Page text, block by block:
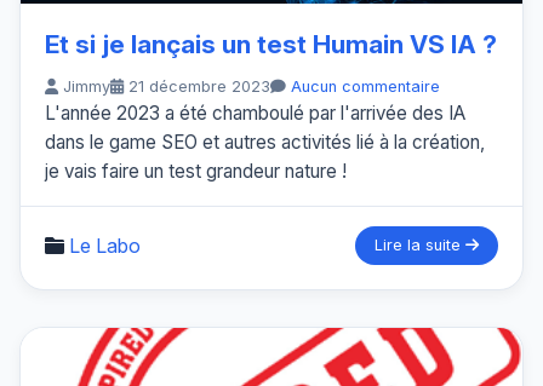
Et si je lançais un test Humain VS IA ?
Jimmy 21 décembre 2023 Aucun commentaire
L'année 2023 a été chamboulé par l'arrivée des IA
dans le game SEO et autres activités lié à la création,
je vais faire un test grandeur nature !
Le Labo Lire la suite